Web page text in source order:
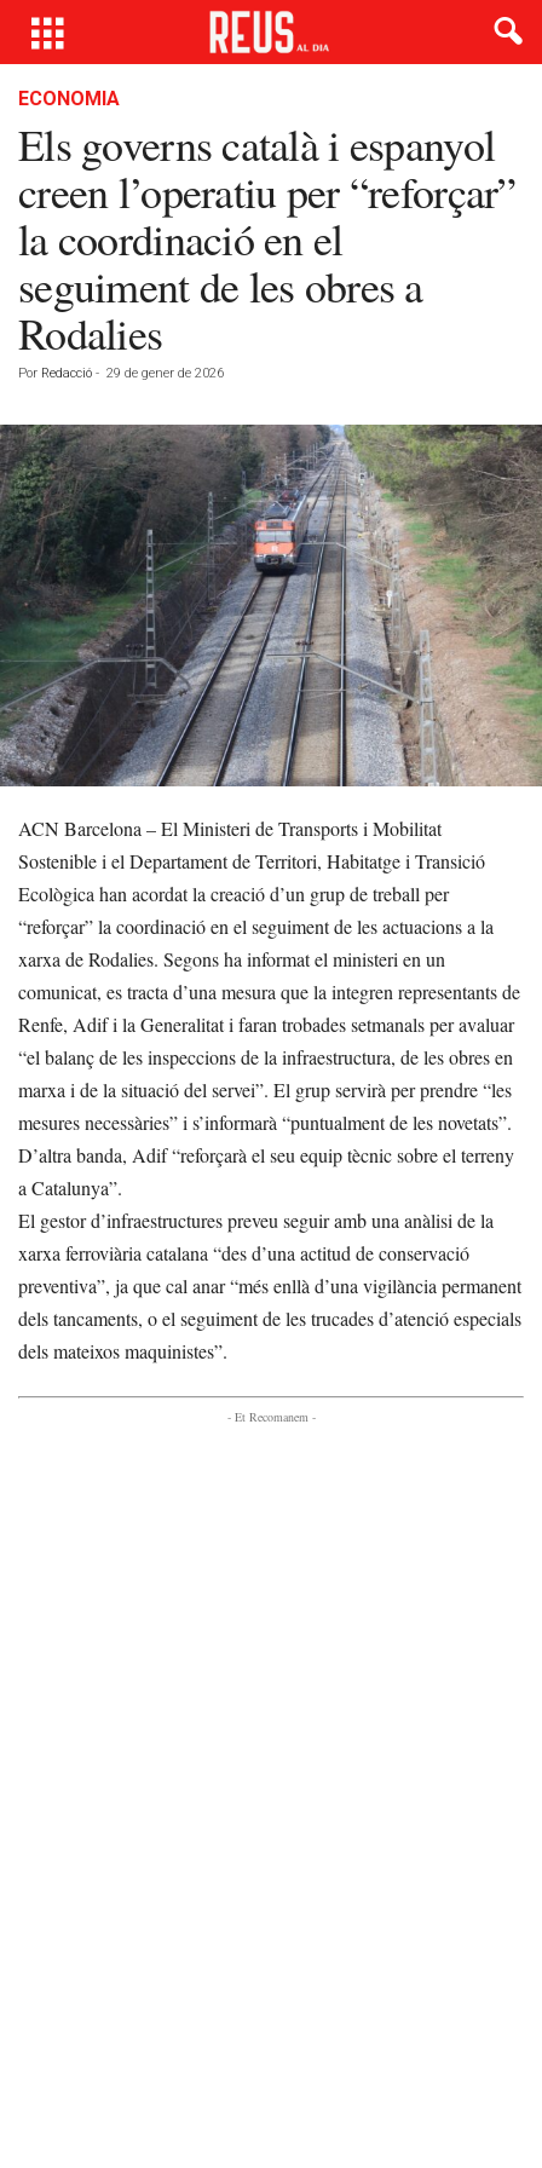
ECONOMIA
Els governs català i espanyol
creen l’operatiu per “reforçar”
la coordinació en el
seguiment de les obres a
Rodalies
Por Redacció - 29 de gener de 2026
ACN Barcelona – El Ministeri de Transports i Mobilitat
Sostenible i el Departament de Territori, Habitatge i Transició
Ecològica han acordat la creació d’un grup de treball per
“reforçar” la coordinació en el seguiment de les actuacions a la
xarxa de Rodalies. Segons ha informat el ministeri en un
comunicat, es tracta d’una mesura que la integren representants de
Renfe, Adif i la Generalitat i faran trobades setmanals per avaluar
“el balanç de les inspeccions de la infraestructura, de les obres en
marxa i de la situació del servei”. El grup servirà per prendre “les
mesures necessàries” i s’informarà “puntualment de les novetats”.
D’altra banda, Adif “reforçarà el seu equip tècnic sobre el terreny
a Catalunya”.
El gestor d’infraestructures preveu seguir amb una anàlisi de la
xarxa ferroviària catalana “des d’una actitud de conservació
preventiva”, ja que cal anar “més enllà d’una vigilància permanent
dels tancaments, o el seguiment de les trucades d’atenció especials
dels mateixos maquinistes”.
- Et Recomanem -